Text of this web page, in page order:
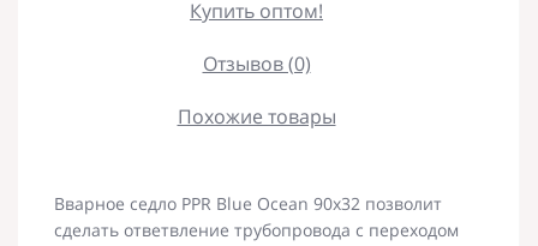
Купить оптом!
Отзывов (0)
Похожие товары
Вварное седло PPR Blue Ocean 90х32 позволит
сделать ответвление трубопровода с переходом